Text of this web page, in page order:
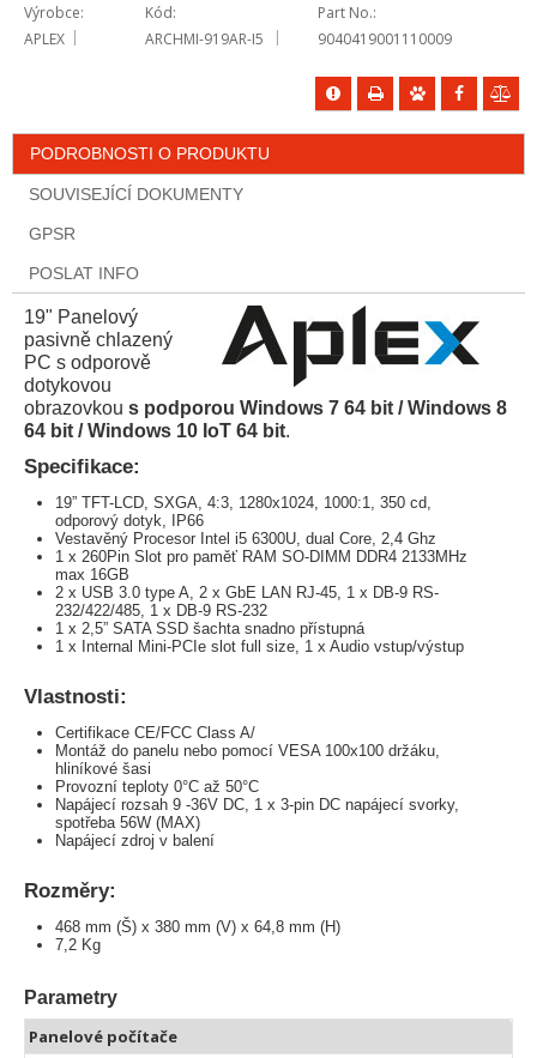
Výrobce
APLEX
Kód
ARCHMI-919AR-I5
Part No.
9040419001110009
PODROBNOSTI O PRODUKTU
SOUVISEJÍCÍ DOKUMENTY
GPSR
POSLAT INFO
19" Panelový
pasivně chlazený
PC s odporově
dotykovou
obrazovkou s podporou Windows 7 64 bit / Windows 8
64 bit / Windows 10 IoT 64 bit.
Specifikace:
19” TFT-LCD, SXGA, 4:3, 1280x1024, 1000:1, 350 cd,
odporový dotyk, IP66
Vestavěný Procesor Intel i5 6300U, dual Core, 2,4 Ghz
1 x 260Pin Slot pro paměť RAM SO-DIMM DDR4 2133MHz
max 16GB
2 x USB 3.0 type A, 2 x GbE LAN RJ-45, 1 x DB-9 RS-
232/422/485, 1 x DB-9 RS-232
1 x 2,5” SATA SSD šachta snadno přístupná
1 x Internal Mini-PCIe slot full size, 1 x Audio vstup/výstup
Vlastnosti:
Certifikace CE/FCC Class A/
Montáž do panelu nebo pomocí VESA 100x100 držáku,
hliníkové šasi
Provozní teploty 0°C až 50°C
Napájecí rozsah 9 -36V DC, 1 x 3-pin DC napájecí svorky,
spotřeba 56W (MAX)
Napájecí zdroj v balení
Rozměry:
468 mm (Š) x 380 mm (V) x 64,8 mm (H)
7,2 Kg
Parametry
Panelové počítače